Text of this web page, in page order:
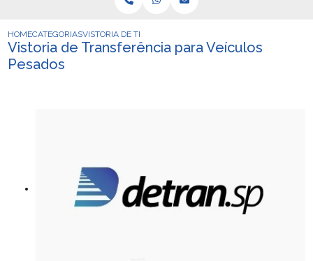
HOMECATEGORIASVISTORIA DE TRANSFERENCIA PARA VEICULOS PESADOS
Vistoria de Transferência para Veículos
Pesados